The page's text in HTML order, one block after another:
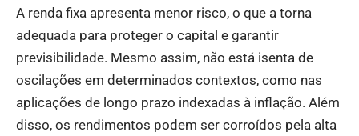
A renda fixa apresenta menor risco, o que a torna
adequada para proteger o capital e garantir
previsibilidade. Mesmo assim, não está isenta de
oscilações em determinados contextos, como nas
aplicações de longo prazo indexadas à inflação. Além
disso, os rendimentos podem ser corroídos pela alta